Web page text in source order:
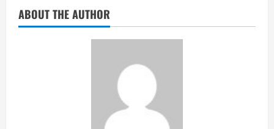
ABOUT THE AUTHOR